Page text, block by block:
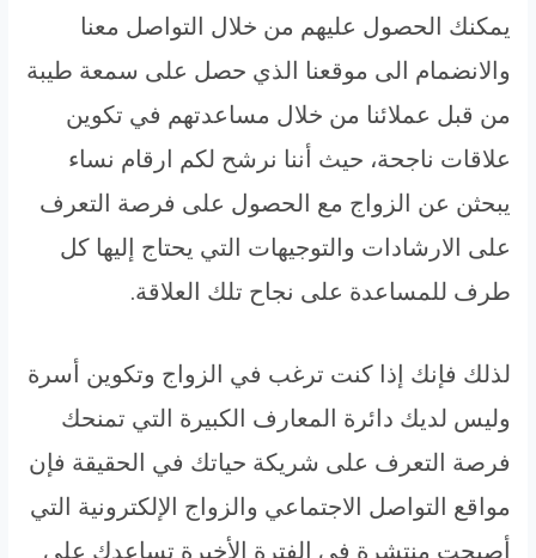
يمكنك الحصول عليهم من خلال التواصل معنا
والانضمام الى موقعنا الذي حصل على سمعة طيبة
من قبل عملائنا من خلال مساعدتهم في تكوين
علاقات ناجحة، حيث أننا نرشح لكم ارقام نساء
يبحثن عن الزواج مع الحصول على فرصة التعرف
على الارشادات والتوجيهات التي يحتاج إليها كل
طرف للمساعدة على نجاح تلك العلاقة.
لذلك فإنك إذا كنت ترغب في الزواج وتكوين أسرة
وليس لديك دائرة المعارف الكبيرة التي تمنحك
فرصة التعرف على شريكة حياتك في الحقيقة فإن
مواقع التواصل الاجتماعي والزواج الإلكترونية التي
أصبحت منتشرة في الفترة الأخيرة تساعدك على